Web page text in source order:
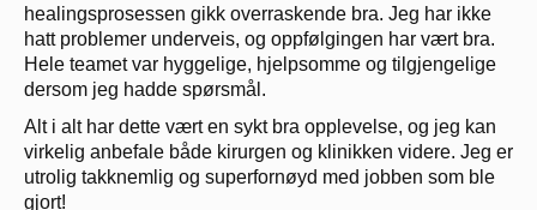
healingsprosessen gikk overraskende bra. Jeg har ikke
hatt problemer underveis, og oppfølgingen har vært bra.
Hele teamet var hyggelige, hjelpsomme og tilgjengelige
dersom jeg hadde spørsmål.
Alt i alt har dette vært en sykt bra opplevelse, og jeg kan
virkelig anbefale både kirurgen og klinikken videre. Jeg er
utrolig takknemlig og superfornøyd med jobben som ble
gjort!